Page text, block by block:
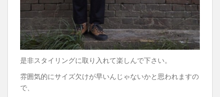
是非スタイリングに取り入れて楽しんで下さい。
雰囲気的にサイズ欠けが早いんじゃないかと思われますの
で、